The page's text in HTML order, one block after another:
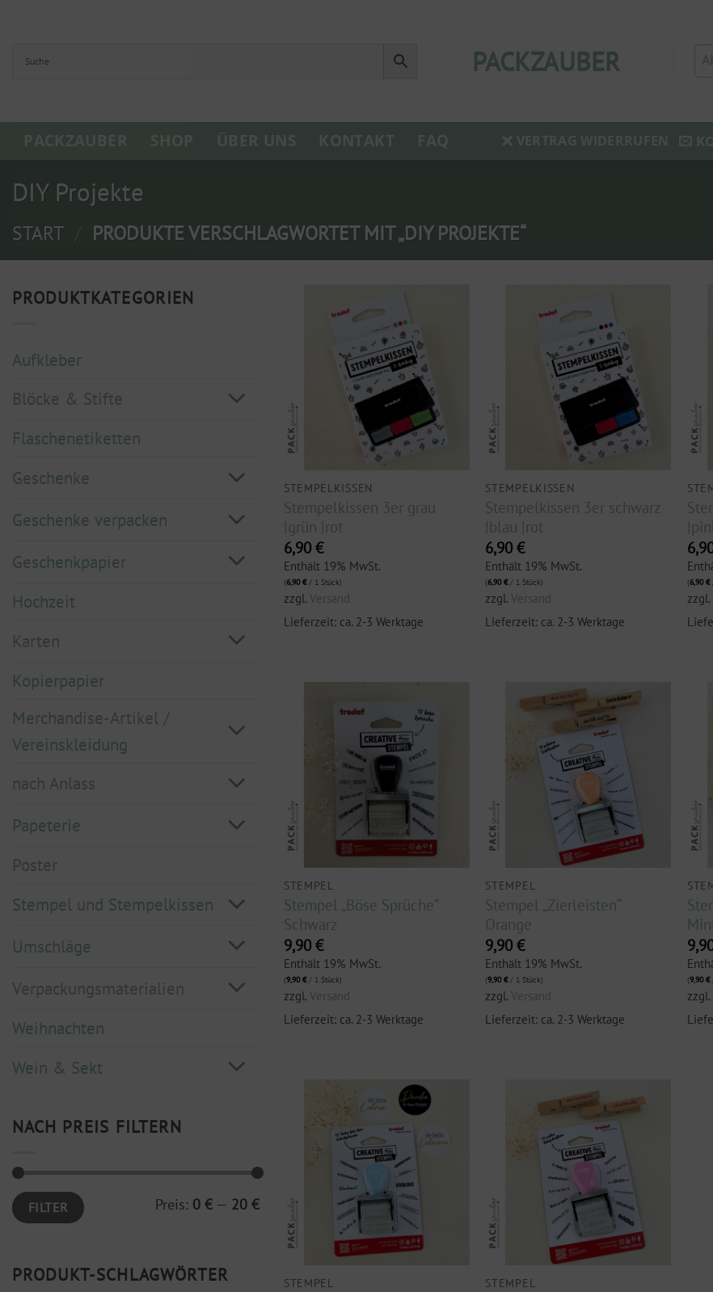
springen
PACKZAUBER
PACKZAUBER SHOP ÜBER UNS KONTAKT FAQ VERTRAG WIDERRUFEN
DIY Projekte
START PRODUKTE VERSCHLAGWORTET MIT „DIY PROJEKTE“
PRODUKTKATEGORIEN
Aufkleber
Blöcke & Stifte
Flaschenetiketten
Geschenke
Geschenke verpacken
Geschenkpapier
Hochzeit
Karten
Kopierpapier
Merchandise-Artikel /
Vereinskleidung
nach Anlass
Papeterie
Poster
Stempel und Stempelkissen
Umschläge
Verpackungsmaterialien
Weihnachten
Wein & Sekt
NACH PREIS FILTERN
Min.
Preis
Max.
PreisFILTER Preis: 0 € — 20 €
PRODUKT-SCHLAGWÖRTER
STEMPELKISSEN
Stempelkissen 3er grau
|grün |rot
6,90 €
Enthält 19% MwSt.
(6,90€/ 1 Stück)
zzgl. Versand
Lieferzeit: ca. 2-3 Werktage
STEMPELKISSEN
Stempelkissen 3er schwarz
|blau |rot
6,90€
Enthält 19% MwSt.
(6,90€/ 1 Stück)
zzgl.Versand
Lieferzeit: ca. 2-3 Werktage
(6,90€
zzgl.
STEMPEL
Stempel „Böse Sprüche“
Schwarz
9,90 €
Enthält 19% MwSt.
(9,90€/ 1 Stück)
zzgl. Versand
Lieferzeit: ca. 2-3 Werktage
STEMPEL
Stempel „Zierleisten“
Orange
9,90€
Enthält 19% MwSt.
(9,90€/ 1 Stück)
zzgl.Versand
Lieferzeit: ca. 2-3 Werktage
(9,90€
zzgl.
STEMPEL STEMPEL